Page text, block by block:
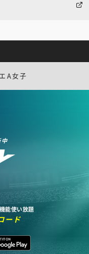
A女子
能使い放題
ード